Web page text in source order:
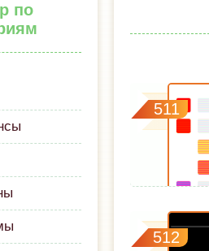
по
511
512